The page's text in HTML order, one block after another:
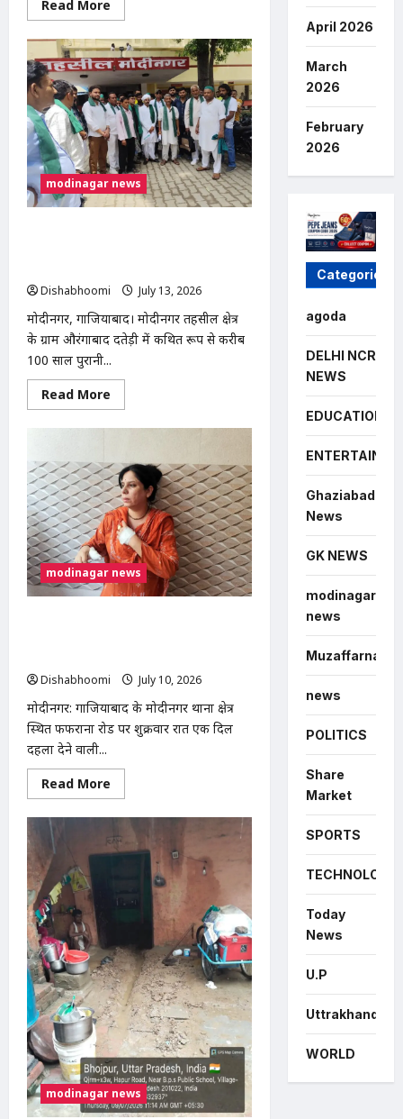
Read More
more
गाजियाबाद
में
युवक
की
मौत:
खेत
में
ले
जाकर
बेरहमी
से
पिटाई
का
आरोप,
शव
रखकर
modinagar news
Dishabhoomi
July 13, 2026
मोदीनगर, गाजियाबाद। मोदीनगर तहसील क्षेत्र
के ग्राम औरंगाबाद दतेड़ी में कथित रूप से करीब
100 साल पुरानी...
Read More
more
मोदीनगर
साल
पुरानी
श्मशान
भूमि
पर
अवैध
कब्जे
का
आरोप,
भाकियू
(तेवतिया)
modinagar news
Dishabhoomi
July 10, 2026
मोदीनगर: गाजियाबाद के मोदीनगर थाना क्षेत्र
स्थित फफराना रोड पर शुक्रवार रात एक दिल
दहला देने वाली...
Read More
more
मोदीनगर
फफराना
रोड
पर
ससुर
की
हत्या,
लव
मैरिज
के
बाद
पारिवारिक
विवाद
बना
खूनी
modinagar news
April 2026
March
2026
February
2026
Categories
agoda
DELHI NCR
NEWS
EDUCATION
Ghaziabad
News
GK NEWS
modinagar
news
Muzaffarnagar
news
POLITICS
Share
Market
SPORTS
TECHNOLOGY
Today
News
U.P
Uttrakhand
WORLD